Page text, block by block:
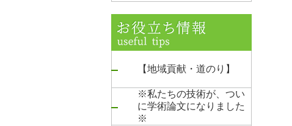
【地域貢献・道のり】
※私たちの技術が、つい
に学術論文になりました
※